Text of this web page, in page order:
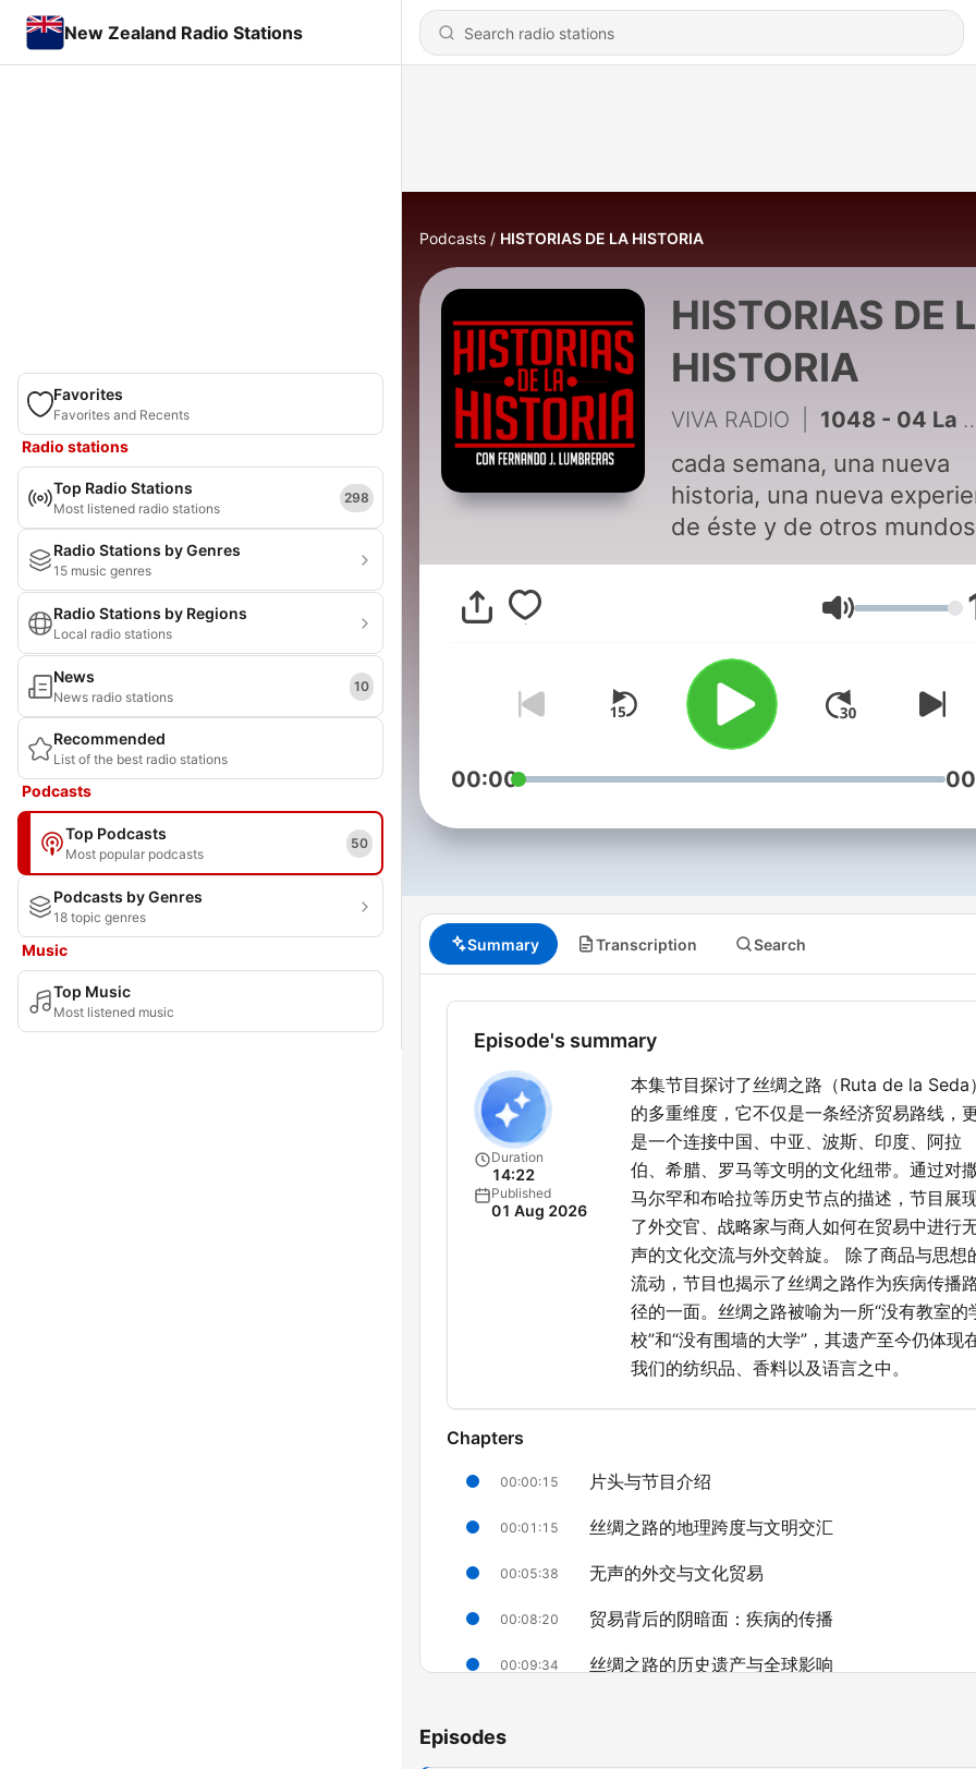
New Zealand Radio Stations
Favorites
Favorites and Recents
Radio stations
Top Radio Stations
Most listened radio stations
298
Radio Stations by Genres
15 music genres
Radio Stations by Regions
Local radio stations
News
News radio stations
10
Recommended
List of the best radio stations
Podcasts
Top Podcasts
Most popular podcasts
50
Podcasts by Genres
18 topic genres
Music
Top Music
Most listened music
Podcasts HISTORIAS DE LA HISTORIA
HISTORIAS DE
HISTORIA
VIVA RADIO 1048 - 04 La ruta de la seda
cada semana, una nueva
historia, una nueva
de éste y de otros mundos
Volume
00:00
Summary Transcription Search
Episode's summary
Duration
14:22
Published
01 Aug 2026
本集节目探讨了丝绸之路（Ruta de la Seda）
的多重维度，它不仅是一条经济贸易路线，
是一个连接中国、中亚、波斯、印度、阿拉
伯、希腊、罗马等文明的文化纽带。通过对
马尔罕和布哈拉等历史节点的描述，节目展
了外交官、战略家与商人如何在贸易中进行
声的文化交流与外交斡旋。 除了商品与思想
流动，节目也揭示了丝绸之路作为疾病传播
径的一面。丝绸之路被喻为一所“没有教室的
校”和“没有围墙的大学”，其遗产至今仍体现
我们的纺织品、香料以及语言之中。
Chapters
00:00:15 片头与节目介绍
00:01:15 丝绸之路的地理跨度与文明交汇
00:05:38 无声的外交与文化贸易
00:08:20 贸易背后的阴暗面：疾病的传播
00:09:34 丝绸之路的历史遗产与全球影响
Click on a chapter to go directly to that moment
Episodes